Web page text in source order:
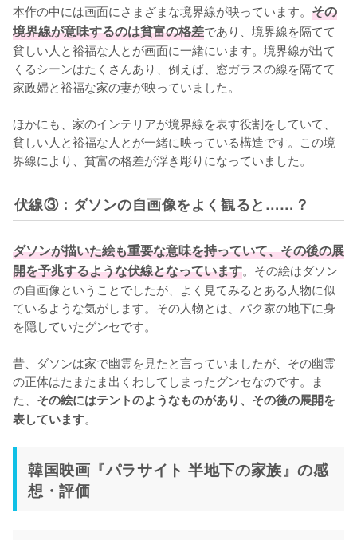
本作の中には画面にさまざまな境界線が映っています。 その
境界線が意味するのは貧富の格差であり、境界線を隔てて
貧しい人と裕福な人とが画面に一緒にいます。境界線が出て
くるシーンはたくさんあり、例えば、窓ガラスの線を隔てて
家政婦と裕福な家の妻が映っていました。
ほかにも、家のインテリアが境界線を表す役割をしていて、
貧しい人と裕福な人とが一緒に映っている構造です。この境
界線により、貧富の格差が浮き彫りになっていました。
伏線③：ダソンの自画像をよく観ると……？
ダソンが描いた絵も重要な意味を持っていて、その後の展
開を予兆するような伏線となっています。その絵はダソン
の自画像ということでしたが、よく見てみるとある人物に似
ているような気がします。その人物とは、パク家の地下に身
を隠していたグンセです。
昔、ダソンは家で幽霊を見たと言っていましたが、その幽霊
の正体はたまたま出くわしてしまったグンセなのです。ま
た、 その絵にはテントのようなものがあり、その後の展開を
表しています。
韓国映画『パラサイト 半地下の家族』の感
想・評価